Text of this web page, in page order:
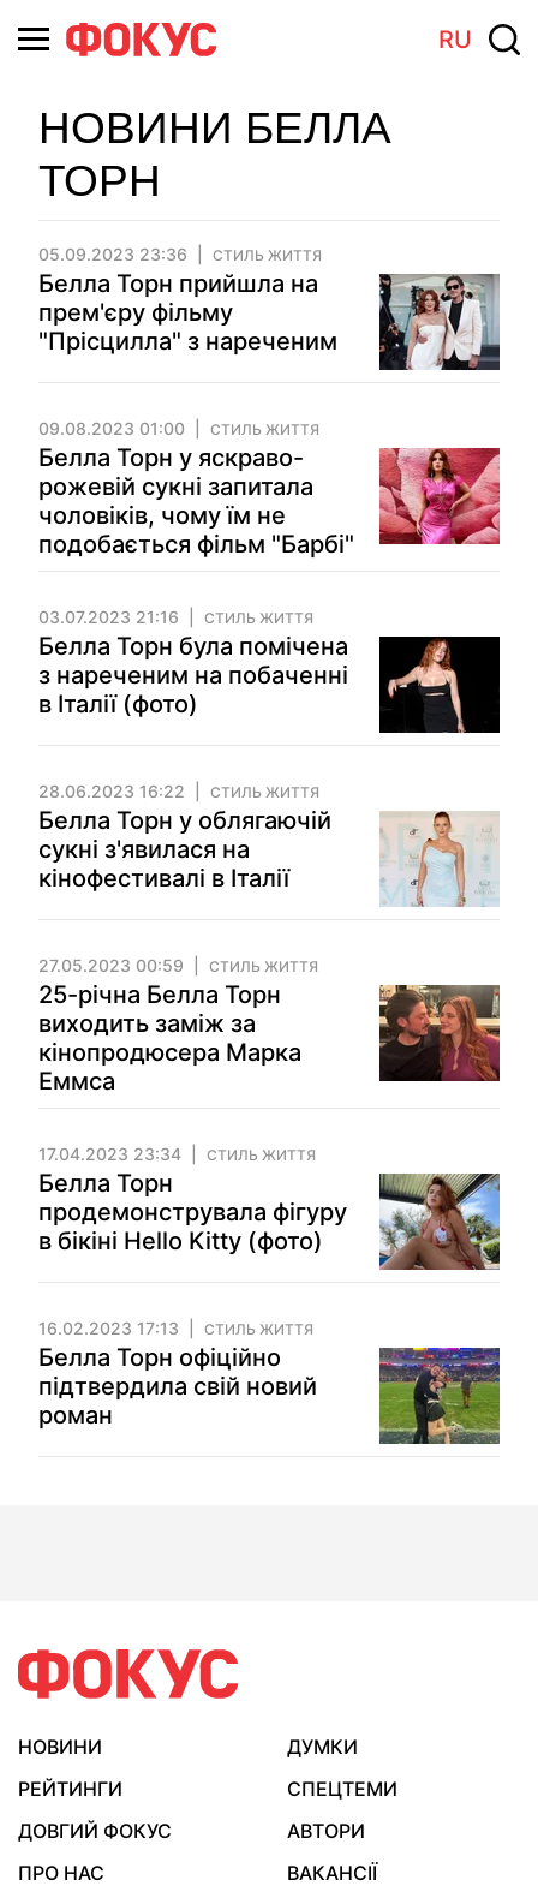
RU
НОВИНИ БЕЛЛА
ТОРН
05.09.2023 23:36 СТИЛЬ ЖИТТЯ
Белла Торн прийшла на
прем'єру фільму
"Прісцилла" з нареченим
09.08.2023 01:00 СТИЛЬ ЖИТТЯ
Белла Торн у яскраво-
рожевій сукні запитала
чоловіків, чому їм не
подобається фільм "Барбі"
03.07.2023 21:16 СТИЛЬ ЖИТТЯ
Белла Торн була помічена
з нареченим на побаченні
в Італії (фото)
28.06.2023 16:22 СТИЛЬ ЖИТТЯ
Белла Торн у облягаючій
сукні з'явилася на
кінофестивалі в Італії
27.05.2023 00:59 СТИЛЬ ЖИТТЯ
25-річна Белла Торн
виходить заміж за
кінопродюсера Марка
Еммса
17.04.2023 23:34 СТИЛЬ ЖИТТЯ
Белла Торн
продемонструвала фігуру
в бікіні Hello Kitty (фото)
16.02.2023 17:13 СТИЛЬ ЖИТТЯ
Белла Торн офіційно
підтвердила свій новий
роман
НОВИНИ
ДУМКИ
РЕЙТИНГИ
СПЕЦТЕМИ
ДОВГИЙ ФОКУС
АВТОРИ
ПРО НАС
ВАКАНСІЇ